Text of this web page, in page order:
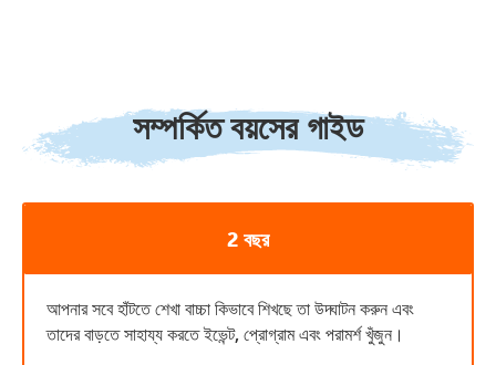
সম্পর্কিত বয়সের গাইড
2 বছর
আপনার সবে হাঁটতে শেখা বাচ্চা কিভাবে শিখছে তা উদ্ঘাটন করুন এবং
তাদের বাড়তে সাহায্য করতে ইভেন্ট, প্রোগ্রাম এবং পরামর্শ খুঁজুন।